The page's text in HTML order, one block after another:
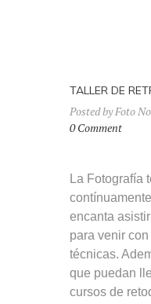
TALLER DE
Posted by Foto
0 Comment
La Fotografía
encanta
para venir
técnicas.
que puedan
cursos de